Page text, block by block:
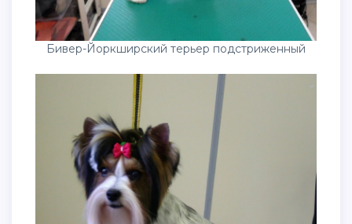
Бивер-Йоркширский терьер подстриженный